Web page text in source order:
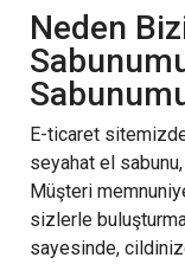
Neden
E-ticaret
seyahat el
Müşteri
sizlerle
sayesinde,